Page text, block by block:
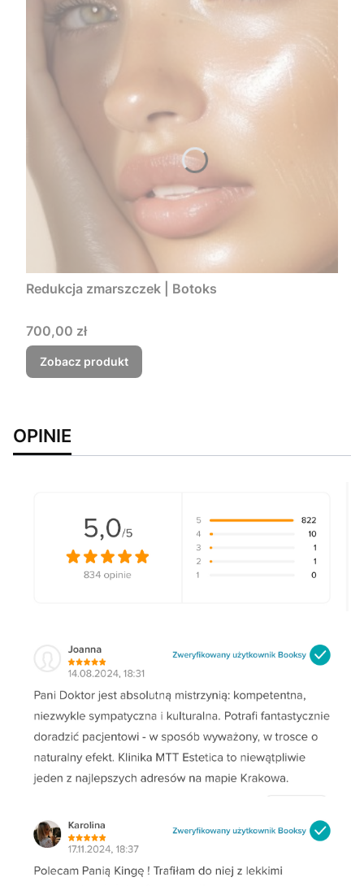
Redukcja zmarszczek | Botoks
Cena
700,00 zł
Zobacz produkt
OPINIE